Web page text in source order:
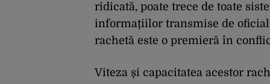
ridicată, poate trece de toate
informațiilor transmise de
rachetă este o premieră în
Viteza și capacitatea acestor